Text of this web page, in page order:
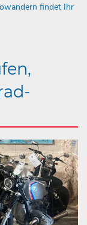
findet Ihr